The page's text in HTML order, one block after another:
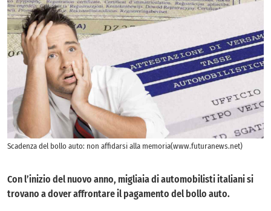
Scadenza del bollo auto: non affidarsi alla memoria(www.futuranews.net)
Con l’inizio del nuovo anno, migliaia di automobilisti italiani si
trovano a dover affrontare il pagamento del bollo auto.